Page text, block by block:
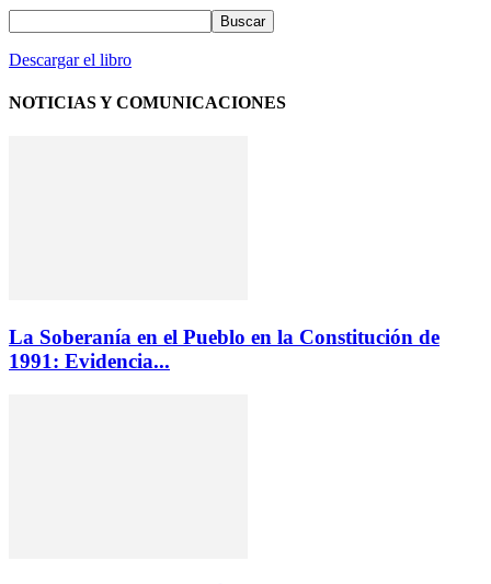
Descargar el libro
NOTICIAS Y COMUNICACIONES
La Soberanía en el Pueblo en la Constitución de
1991: Evidencia...